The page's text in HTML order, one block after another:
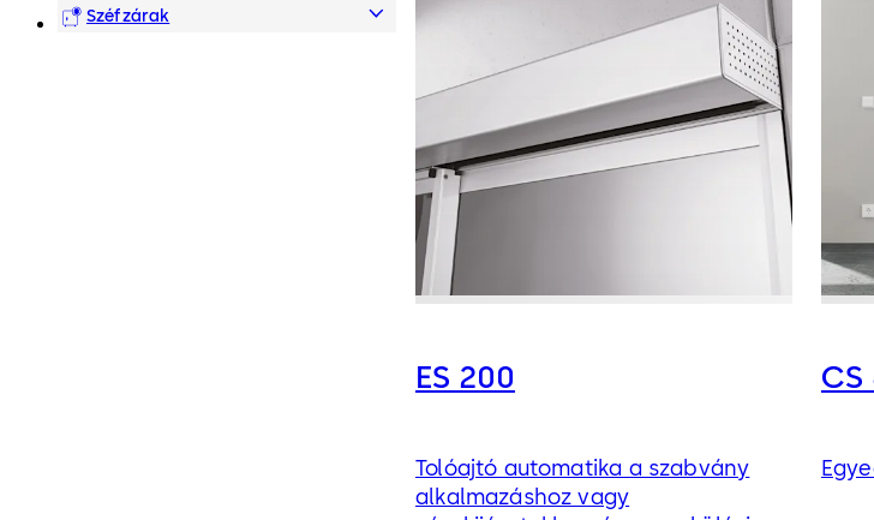
rendszerek
Széfzárak
ES 200
Tolóajtó automatika a szabvány
alkalmazáshoz vagy
CS